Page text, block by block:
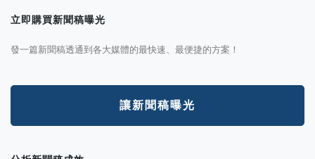
立即購買新聞稿曝光
發一篇新聞稿透通到各大媒體的最快速、最便捷的方案！
讓新聞稿曝光